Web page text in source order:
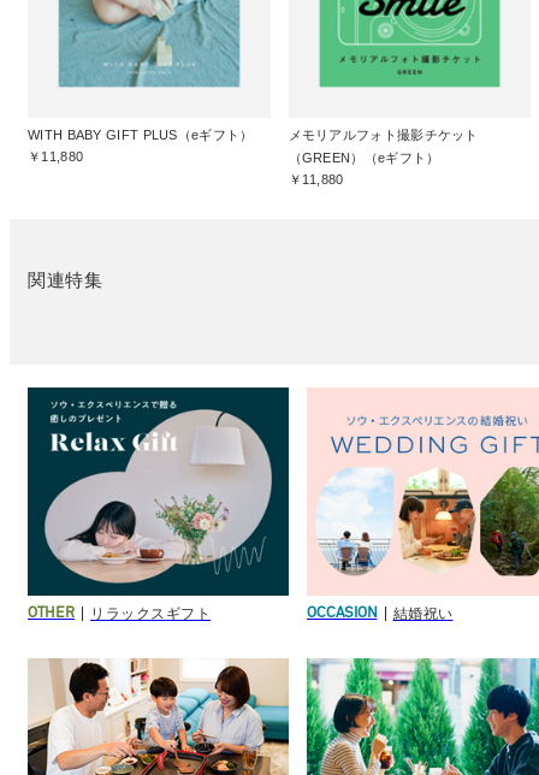
WITH BABY GIFT PLUS（eギフト）
￥11,880
メモリアルフォト撮影チケット
（GREEN）（eギフト）
￥11,880
関連特集
OTHER リラックスギフト OCCASION 結婚祝い